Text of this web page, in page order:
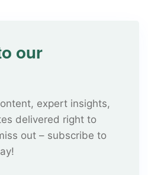
our
expert insights,
delivered right to
out – subscribe to